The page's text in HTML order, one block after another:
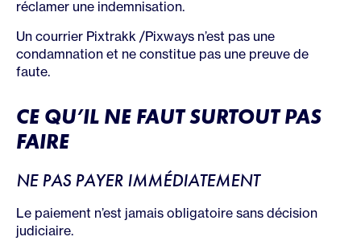
réclamer une indemnisation.
Un courrier Pixtrakk /Pixways n’est pas une
condamnation et ne constitue pas une preuve de
faute.
CE QU’IL NE FAUT SURTOUT PAS
FAIRE
NE PAS PAYER IMMÉDIATEMENT
Le paiement n’est jamais obligatoire sans décision
judiciaire.